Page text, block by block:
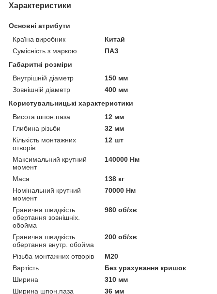
Характеристики
Основні атрибути
Країна виробник
Китай
Сумісність з маркою
ПАЗ
Габаритні розміри
Внутрішній діаметр
150 мм
Зовнішній діаметр
400 мм
Користувальницькі характеристики
Висота шпон.паза
12 мм
Глибина різьби
32 мм
Кількість монтажних
отворів
12 шт
Максимальний крутний
момент
140000 Нм
Маса
138 кг
Номінальний крутний
момент
70000 Нм
Гранична швидкість
обертання зовнішніх.
обойма
980 об/хв
Гранична швидкість
обертання внутр. обойма
200 об/хв
Різьба монтажних отворів
M20
Вартість
Без урахування кришок
Ширина
310 мм
Ширина шпон.паза
36 мм